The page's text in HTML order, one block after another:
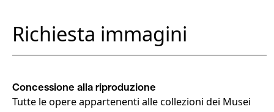
Richiesta immagini
Concessione alla riproduzione
Tutte le opere appartenenti alle collezioni dei Musei